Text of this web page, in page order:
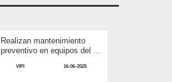
Realizan mantenimiento
preventivo en equipos del ...
VIPI 16-06-2025